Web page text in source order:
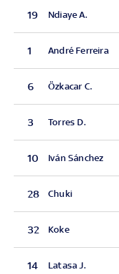
19 Ndiaye A.
1 André Ferreira
6 Özkacar C.
3 Torres D.
10 Iván Sánchez
28 Chuki
32 Koke
14 Latasa J.